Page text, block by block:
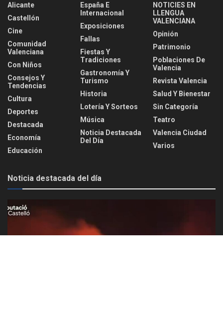
Alicante
Castellón
Cine
Comunidad
Valenciana
Con Niños
Consejos Y
Tendencias
Cultura
Deportes
Destacada
Economía
Educación
España E
Internacional
Exposiciones
Fallas
Fiestas Y
Tradiciones
Gastronomía Y
Turismo
Historia
Lotería Y Sorteos
Música
Noticia Destacada
Del Día
NOTICIES EN
LLENGUA
VALENCIANA
Opinión
Patrimonio
Poblaciones De
Valencia
Revista Valencia
Salud Y Bienestar
Sin Categoría
Teatro
Valencia Ciudad
Varios
Noticia destacada del día